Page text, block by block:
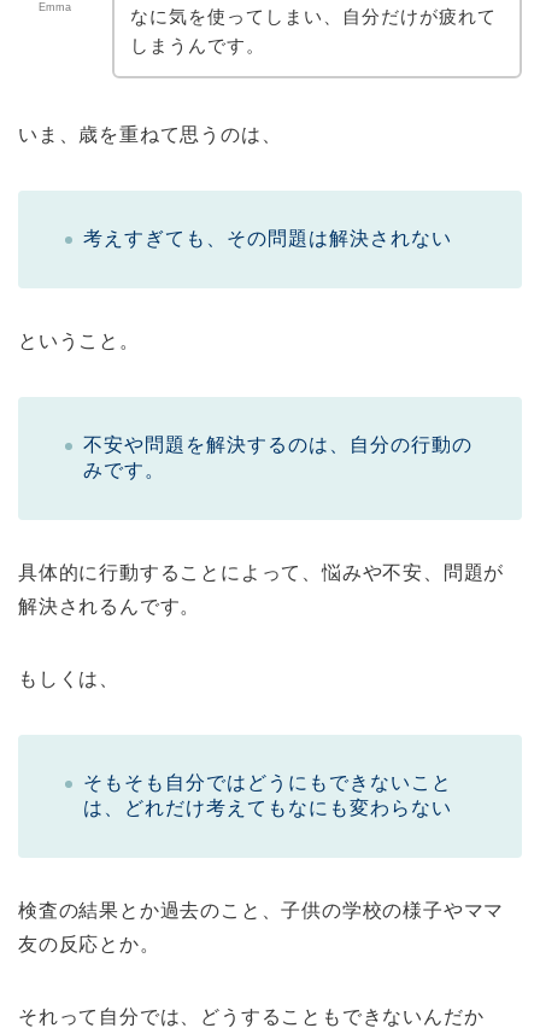
Emma
なに気を使ってしまい、自分だけが疲れて
しまうんです。
いま、歳を重ねて思うのは、
考えすぎても、その問題は解決されない
ということ。
不安や問題を解決するのは、自分の行動の
みです。
具体的に行動することによって、悩みや不安、問題が
解決されるんです。
もしくは、
そもそも自分ではどうにもできないこと
は、どれだけ考えてもなにも変わらない
検査の結果とか過去のこと、子供の学校の様子やママ
友の反応とか。
それって自分では、どうすることもできないんだか